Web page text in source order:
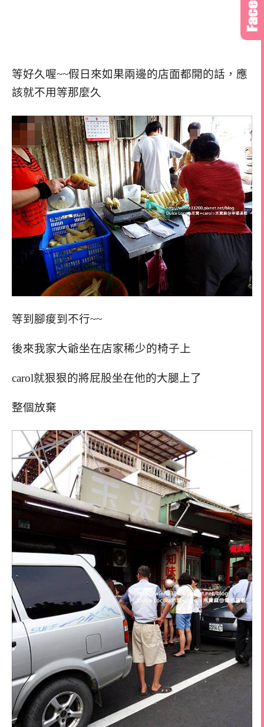
等好久喔~~假日來如果兩邊的店面都開的話，應
該就不用等那麼久
等到腳痠到不行~~
後來我家大爺坐在店家稀少的椅子上
carol就狠狠的將屁股坐在他的大腿上了
整個放棄